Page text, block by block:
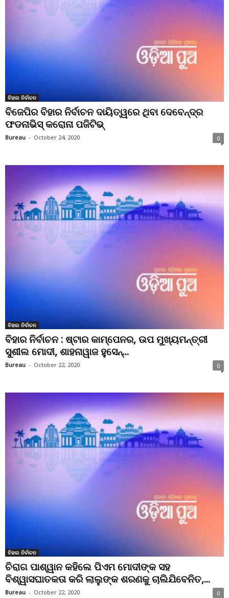
ବିହାର ନିର୍ବାଚନ
ବିଜେପିର ବିହାର ନିର୍ବାଚନ ଦାୟିତ୍ୱରେ ଥିବା ଦେବେନ୍ଦ୍ର
ଫଡନାଭିସ୍ କରୋନା ପଜିଟିଭ୍
Bureau - October 24, 2020 0
ବିହାର ନିର୍ବାଚନ
ବିହାର ନିର୍ବାଚନ : ଷ୍ଟାର କାମ୍ପେନର, ଉପ ମୁଖ୍ୟମନ୍ତ୍ରୀ
ସୁଶୀଲ ମୋଦୀ, ଶାହନାୱାଜ ହୁସେନ୍...
Bureau - October 22, 2020 0
ବିହାର ନିର୍ବାଚନ
ଚିରାଗ ପାଶ୍ୱାନ କହିଲେ ପିଏମ ମୋଦୀଙ୍କ ସହ
ବିଶ୍ୱାସଘାତକତା କରି ଲାଲୁଙ୍କ ଶରଣକୁ ଚାଲିଯିବେନିତ,...
Bureau - October 22, 2020 0